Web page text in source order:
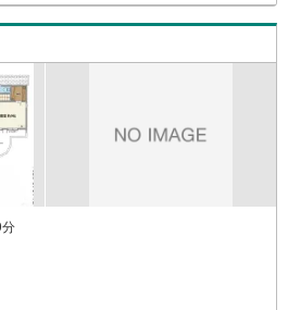
からない？』といった状態でも、お気
ください！お客様にとって一番条件の良
いたします。理想の住宅をご紹介でき
店を心よりお待ちしております。